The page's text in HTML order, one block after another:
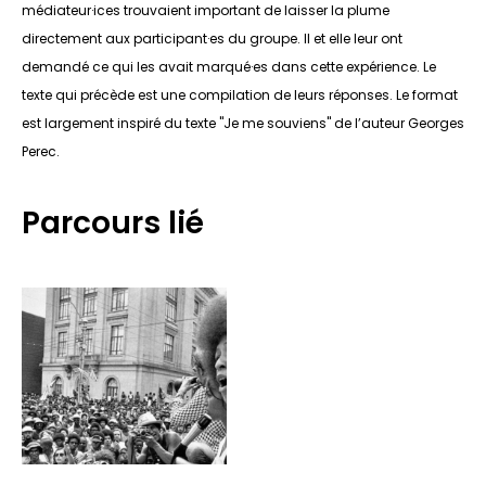
médiateur·ices trouvaient important de laisser la plume
directement aux participant·es du groupe. Il et elle leur ont
demandé ce qui les avait marqué·es dans cette expérience. Le
texte qui précède est une compilation de leurs réponses. Le format
est largement inspiré du texte "Je me souviens" de l’auteur Georges
Perec.
Parcours lié